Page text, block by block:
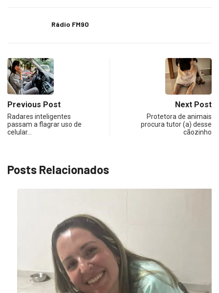
Rádio FM90
Previous Post
Radares inteligentes
passam a flagrar uso de
celular…
Next Post
Protetora de animais
procura tutor (a) desse
cãozinho
Posts Relacionados